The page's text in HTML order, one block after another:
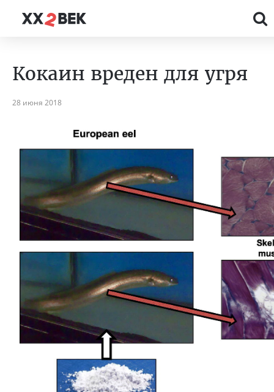
Кокаин вреден для угря
28 июня 2018